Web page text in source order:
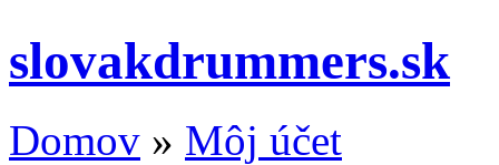
slovakdrummers.sk
Domov » Môj účet